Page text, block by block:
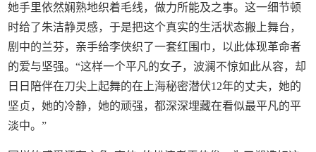
她手里依然娴熟地织着毛线，做力所能及之事。这一细节顿
时给了朱洁静灵感，于是把这个真实的生活状态搬上舞台，
剧中的兰芬，亲手给李侠织了一套红围巾，以此体现革命者
的爱与坚强。“这样一个平凡的女子，波澜不惊如此从容，却
日日陪伴在刀尖上起舞的在上海秘密潜伏12年的丈夫，她的
坚贞，她的冷静，她的顽强，都深深埋藏在看似最平凡的平
淡中。”